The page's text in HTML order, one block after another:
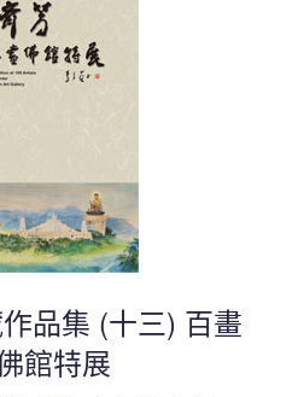
品集 (十三) 百畫
館特展